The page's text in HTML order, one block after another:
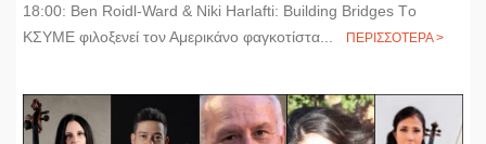
18:00: Ben Roidl-Ward & Niki Harlafti: Building Bridges Tο
ΚΣΥΜΕ φιλοξενεί τον Αμερικάνο φαγκοτίστα...
ΠΕΡΙΣΣΟΤΕΡΑ >